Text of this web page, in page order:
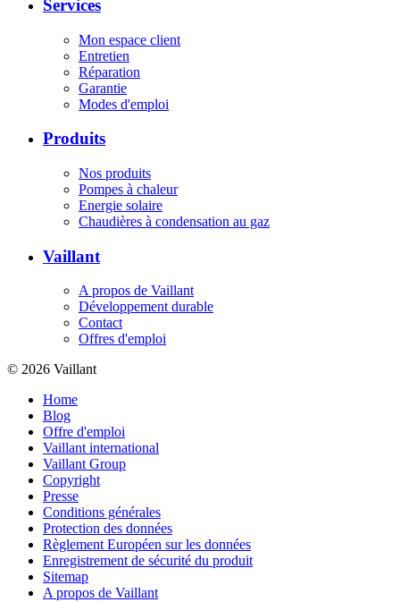
Services
Mon espace client
Entretien
Réparation
Garantie
Modes d'emploi
Produits
Nos produits
Pompes à chaleur
Energie solaire
Chaudières à condensation au gaz
Vaillant
A propos de Vaillant
Développement durable
Contact
Offres d'emploi
© 2026 Vaillant
Home
Blog
Offre d'emploi
Vaillant international
Vaillant Group
Copyright
Presse
Conditions générales
Protection des données
Règlement Européen sur les données
Enregistrement de sécurité du produit
Sitemap
A propos de Vaillant